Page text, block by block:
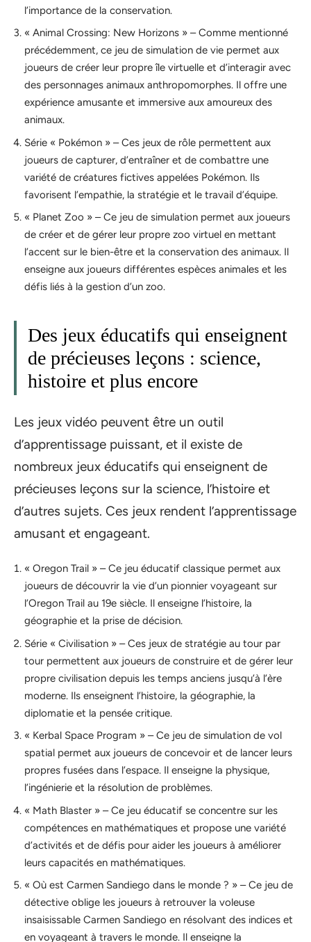
l’importance de la conservation.
« Animal Crossing: New Horizons » – Comme mentionné
précédemment, ce jeu de simulation de vie permet aux
joueurs de créer leur propre île virtuelle et d’interagir avec
des personnages animaux anthropomorphes. Il offre une
expérience amusante et immersive aux amoureux des
animaux.
Série « Pokémon » – Ces jeux de rôle permettent aux
joueurs de capturer, d’entraîner et de combattre une
variété de créatures fictives appelées Pokémon. Ils
favorisent l’empathie, la stratégie et le travail d’équipe.
« Planet Zoo » – Ce jeu de simulation permet aux joueurs
de créer et de gérer leur propre zoo virtuel en mettant
l’accent sur le bien-être et la conservation des animaux. Il
enseigne aux joueurs différentes espèces animales et les
défis liés à la gestion d’un zoo.
Des jeux éducatifs qui enseignent
de précieuses leçons : science,
histoire et plus encore
Les jeux vidéo peuvent être un outil
d’apprentissage puissant, et il existe de
nombreux jeux éducatifs qui enseignent de
précieuses leçons sur la science, l’histoire et
d’autres sujets. Ces jeux rendent l’apprentissage
amusant et engageant.
« Oregon Trail » – Ce jeu éducatif classique permet aux
joueurs de découvrir la vie d’un pionnier voyageant sur
l’Oregon Trail au 19e siècle. Il enseigne l’histoire, la
géographie et la prise de décision.
Série « Civilisation » – Ces jeux de stratégie au tour par
tour permettent aux joueurs de construire et de gérer leur
propre civilisation depuis les temps anciens jusqu’à l’ère
moderne. Ils enseignent l’histoire, la géographie, la
diplomatie et la pensée critique.
« Kerbal Space Program » – Ce jeu de simulation de vol
spatial permet aux joueurs de concevoir et de lancer leurs
propres fusées dans l’espace. Il enseigne la physique,
l’ingénierie et la résolution de problèmes.
« Math Blaster » – Ce jeu éducatif se concentre sur les
compétences en mathématiques et propose une variété
d’activités et de défis pour aider les joueurs à améliorer
leurs capacités en mathématiques.
« Où est Carmen Sandiego dans le monde ? » – Ce jeu de
détective oblige les joueurs à retrouver la voleuse
insaisissable Carmen Sandiego en résolvant des indices et
en voyageant à travers le monde. Il enseigne la